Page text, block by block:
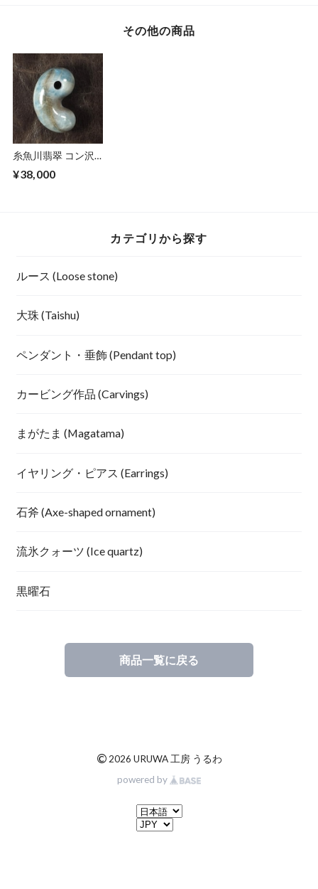
その他の商品
糸魚川翡翠 コン沢
ま 勾玉 19.6g
¥38,000
カテゴリから探す
ルース (Loose stone)
大珠 (Taishu)
ペンダント・垂飾 (Pendant top)
カービング作品 (Carvings)
まがたま (Magatama)
イヤリング・ピアス (Earrings)
石斧 (Axe-shaped ornament)
流氷クォーツ (Ice quartz)
黒曜石
商品一覧に戻る
© 2026 URUWA 工房 うるわ
powered by